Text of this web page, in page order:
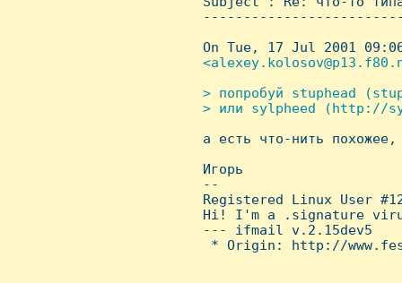
On Tue, 17 Jul 2001
> попробуй stuphead
> или sylpheed (http://
а есть что-нить
Игорь
--
Registered Linux User
Hi! I'm a .signature
--- ifmail v.2.15dev5
* Origin: http://